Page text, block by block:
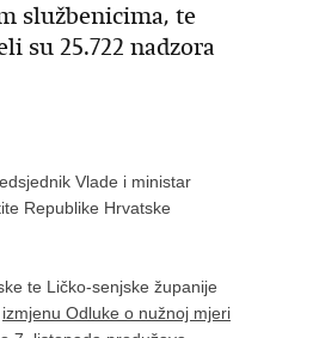
službenicima, te
su 25.722 nadzora
Vlade i ministar
Republike Hrvatske
te Ličko-senjske županije
izmjenu Odluke o nužnoj mjeri